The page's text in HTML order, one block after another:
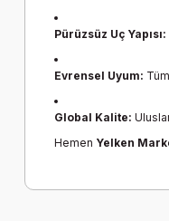
Pürüzsüz Uç Yapısı:
Evrensel Uyum:
Global Kalite:
Hemen Yelken